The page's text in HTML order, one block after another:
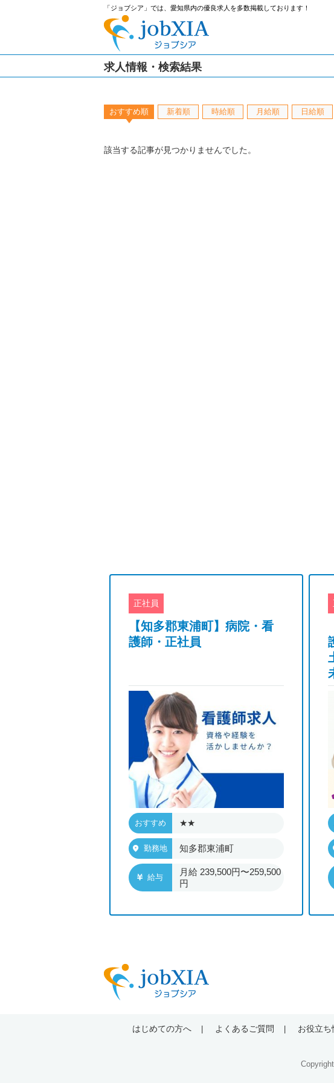
「ジョブシア」では、愛知県内の優良求人を多数掲載しております！
求人情報・検索結果
おすすめ順 新着順 時給順 月給順 日給順
該当する記事が見つかりませんでした。
正社員
【知多郡東浦町】病院・看
護師・正社員
おすすめ ★★
勤務地 知多郡東浦町
給与
月給 239,500円〜259,500
円
はじめての方へ よくあるご質問 お役立ち